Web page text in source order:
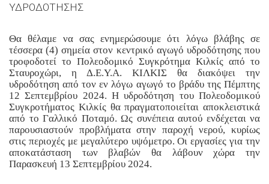
ΥΔΡΟΔΟΤΗΣΗΣ
Θα θέλαμε να σας ενημερώσουμε ότι λόγω βλάβης σε
τέσσερα (4) σημεία στον κεντρικό αγωγό υδροδότησης που
τροφοδοτεί το Πολεοδομικό Συγκρότημα Κιλκίς από το
Σταυροχώρι, η Δ.Ε.Υ.Α. ΚΙΛΚΙΣ θα διακόψει την
υδροδότηση από τον εν λόγω αγωγό το βράδυ της Πέμπτης
12 Σεπτεμβρίου 2024. Η υδροδότηση του Πολεοδομικού
Συγκροτήματος Κιλκίς θα πραγματοποιείται αποκλειστικά
από το Γαλλικό Ποταμό. Ως συνέπεια αυτού ενδέχεται να
παρουσιαστούν προβλήματα στην παροχή νερού, κυρίως
στις περιοχές με μεγαλύτερο υψόμετρο. Οι εργασίες για την
αποκατάσταση των βλαβών θα λάβουν χώρα την
Παρασκευή 13 Σεπτεμβρίου 2024.